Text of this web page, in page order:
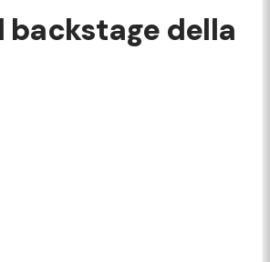
backstage della